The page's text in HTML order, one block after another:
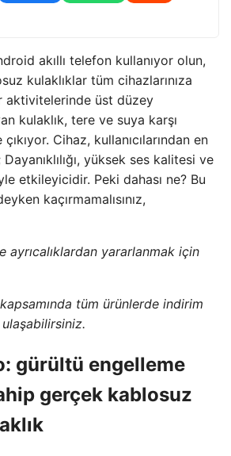
akıllı telefon kullanıyor olun,
kulaklıklar tüm cihazlarınıza
aktivitelerinde üst düzey
kulaklık, tere ve suya karşı
çıkıyor. Cihaz, kullanıcılarından en
yüksek ses kalitesi ve
etkileyicidir. Peki dahası ne? Bu
kaçırmamalısınız,
ayrıcalıklardan yararlanmak için
kapsamında tüm ürünlerde indirim
ulaşabilirsiniz.
gürültü engelleme
gerçek kablosuz